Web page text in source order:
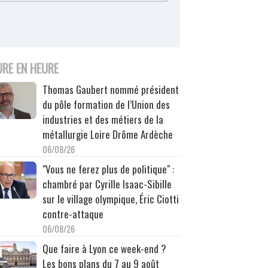
EN HEURE
Thomas Gaubert nommé président
du pôle formation de l’Union des
industries et des métiers de la
métallurgie Loire Drôme Ardèche
06/08/26
"Vous ne ferez plus de politique" :
chambré par Cyrille Isaac-Sibille
sur le village olympique, Éric Ciotti
contre-attaque
06/08/26
Que faire à Lyon ce week-end ?
Les bons plans du 7 au 9 août